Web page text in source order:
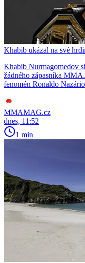
Khabib ukázal na své
Khabib Nurmagomedov
žádného zápasníka
fenomén Ronaldo
MMAMAG.cz
dnes, 11:52
1 min